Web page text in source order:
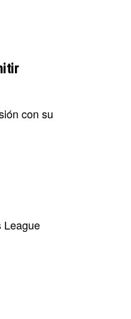
con su
League